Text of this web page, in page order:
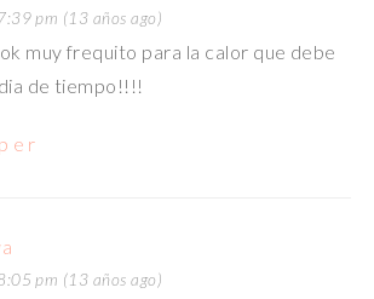
pm (13 años ago)
muy frequito para la calor que debe
de tiempo!!!!
e r
pm (13 años ago)